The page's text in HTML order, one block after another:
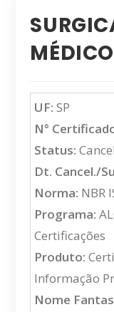
UF: SP
N°
Status:
Dt. Cancel./
Norma: NBR
Programa:
Certificações
Produto:
Informação
Nome